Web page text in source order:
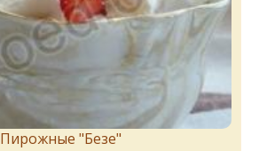
Пирожныe "Бeзe"